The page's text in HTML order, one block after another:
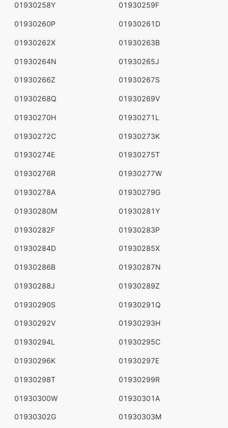
01930258Y 01930259F
01930260P 01930261D
01930262X 01930263B
01930264N 01930265J
01930266Z 01930267S
01930268Q 01930269V
01930270H 01930271L
01930272C 01930273K
01930274E 01930275T
01930276R 01930277W
01930278A 01930279G
01930280M 01930281Y
01930282F 01930283P
01930284D 01930285X
01930286B 01930287N
01930288J 01930289Z
01930290S 01930291Q
01930292V 01930293H
01930294L 01930295C
01930296K 01930297E
01930298T 01930299R
01930300W 01930301A
01930302G 01930303M